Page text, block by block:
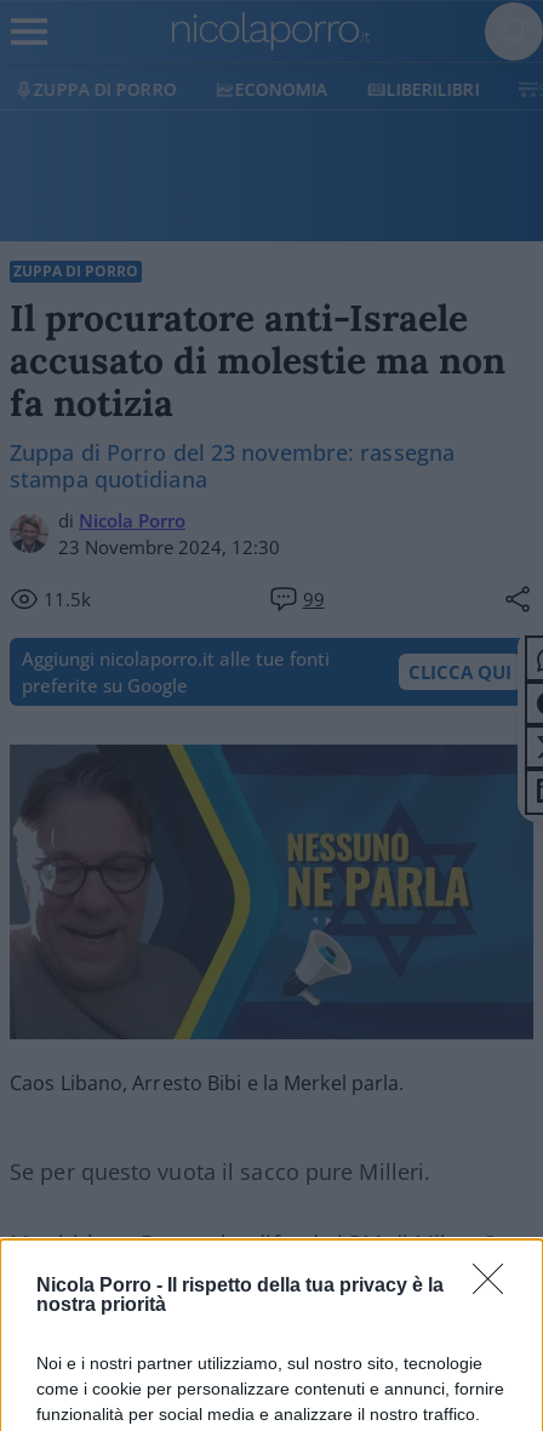
Nicola Porro -
Il rispetto della tua privacy è la
nostra priorità
Noi e i nostri partner utilizziamo, sul nostro sito, tecnologie
come i cookie per personalizzare contenuti e annunci, fornire
funzionalità per social media e analizzare il nostro traffico.
ECONOMIA LIBERILIBRI SHOP SOSTIENICI
ZUPPA DI PORRO
Il procuratore anti-Israele
accusato di molestie ma non
fa notizia
Zuppa di Porro del 23 novembre: rassegna
stampa quotidiana
di Nicola Porro
23 Novembre 2024, 12:30
11.5k 99
Aggiungi nicolaporro.it alle tue fonti
preferite su Google
CLICCA QUI
Caos Libano, Arresto Bibi e la Merkel parla.
Se per questo vuota il sacco pure Milleri.
Ma chi è sto Drago che difende i PM di Milano?
Assalto ai giovani di destra, ma non conta